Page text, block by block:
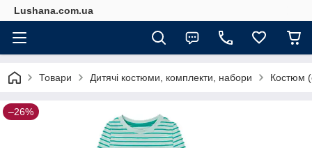
Lushana.com.ua
Товари Дитячі костюми, комплекти, набори Костюм
–26%